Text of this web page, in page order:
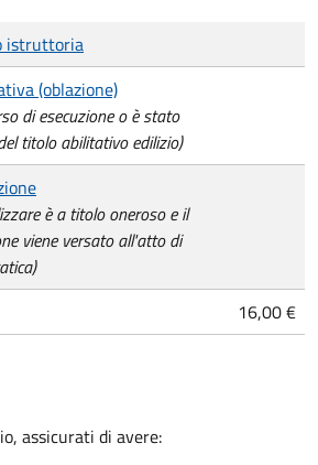
istruttoria
(oblazione)
di esecuzione o è stato
titolo abilitativo edilizio)
è a titolo oneroso e il
viene versato all'atto di
16,00 €
assicurati di avere: